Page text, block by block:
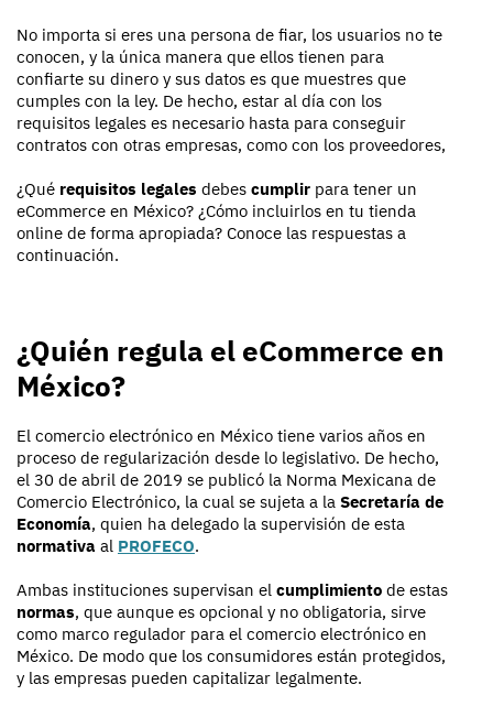
No importa si eres una persona de fiar, los usuarios no te
conocen, y la única manera que ellos tienen para
confiarte su dinero y sus datos es que muestres que
cumples con la ley. De hecho, estar al día con los
requisitos legales es necesario hasta para conseguir
contratos con otras empresas, como con los proveedores,
¿Qué requisitos legales debes cumplir para tener un
eCommerce en México? ¿Cómo incluirlos en tu tienda
online de forma apropiada? Conoce las respuestas a
continuación.
¿Quién regula el eCommerce en
México?
El comercio electrónico en México tiene varios años en
proceso de regularización desde lo legislativo. De hecho,
el 30 de abril de 2019 se publicó la Norma Mexicana de
Comercio Electrónico, la cual se sujeta a la Secretaría de
Economía, quien ha delegado la supervisión de esta
normativa al PROFECO.
Ambas instituciones supervisan el cumplimiento de estas
normas, que aunque es opcional y no obligatoria, sirve
como marco regulador para el comercio electrónico en
México. De modo que los consumidores están protegidos,
y las empresas pueden capitalizar legalmente.